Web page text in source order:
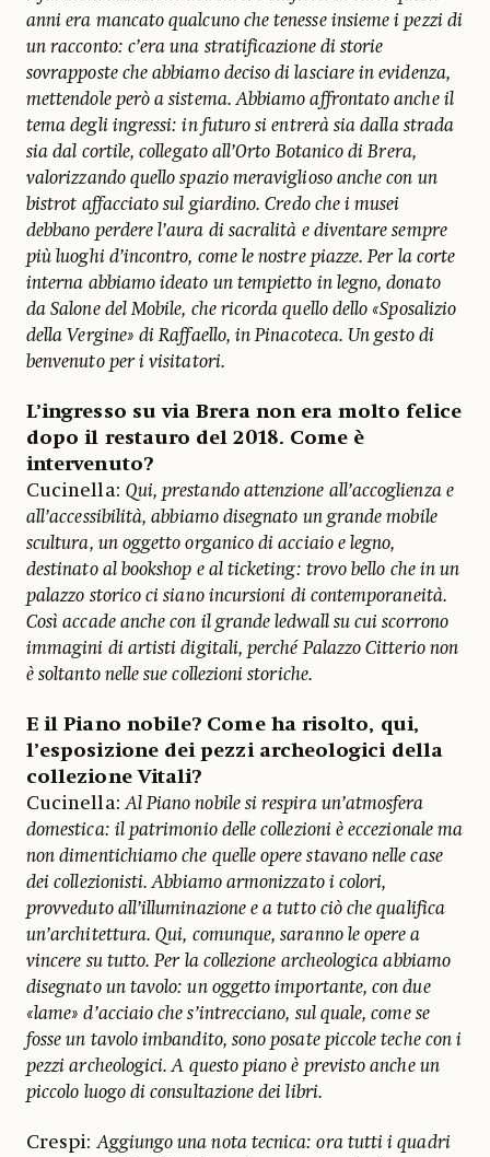
anni era mancato qualcuno che tenesse insieme i pezzi di
un racconto: c’era una stratificazione di storie
sovrapposte che abbiamo deciso di lasciare in evidenza,
mettendole però a sistema. Abbiamo affrontato anche il
tema degli ingressi: in futuro si entrerà sia dalla strada
sia dal cortile, collegato all’Orto Botanico di Brera,
valorizzando quello spazio meraviglioso anche con un
bistrot affacciato sul giardino. Credo che i musei
debbano perdere l’aura di sacralità e diventare sempre
più luoghi d’incontro, come le nostre piazze. Per la corte
interna abbiamo ideato un tempietto in legno, donato
da Salone del Mobile, che ricorda quello dello «Sposalizio
della Vergine» di Raffaello, in Pinacoteca. Un gesto di
benvenuto per i visitatori.
L’ingresso su via Brera non era molto felice
dopo il restauro del 2018. Come è
intervenuto?
Cucinella: Qui, prestando attenzione all’accoglienza e
all’accessibilità, abbiamo disegnato un grande mobile
scultura, un oggetto organico di acciaio e legno,
destinato al bookshop e al ticketing: trovo bello che in un
palazzo storico ci siano incursioni di contemporaneità.
Così accade anche con il grande ledwall su cui scorrono
immagini di artisti digitali, perché Palazzo Citterio non
è soltanto nelle sue collezioni storiche.
E il Piano nobile? Come ha risolto, qui,
l’esposizione dei pezzi archeologici della
collezione Vitali?
Cucinella:Al Piano nobile si respira un’atmosfera
domestica: il patrimonio delle collezioni è eccezionale ma
non dimentichiamo che quelle opere stavano nelle case
dei collezionisti. Abbiamo armonizzato i colori,
provveduto all’illuminazione e a tutto ciò che qualifica
un’architettura. Qui, comunque, saranno le opere a
vincere su tutto. Per la collezione archeologica abbiamo
disegnato un tavolo: un oggetto importante, con due
«lame» d’acciaio che s’intrecciano, sul quale, come se
fosse un tavolo imbandito, sono posate piccole teche con i
pezzi archeologici. A questo piano è previsto anche un
piccolo luogo di consultazione dei libri.
Crespi:Aggiungo una nota tecnica: ora tutti i quadri